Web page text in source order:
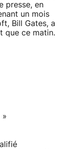
presse, en
un mois
Bill Gates, a
que ce matin.
»